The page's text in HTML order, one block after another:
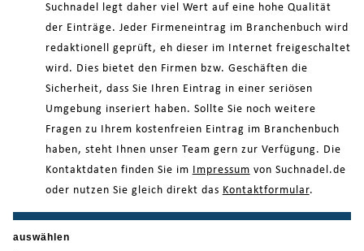
Suchnadel legt daher viel Wert auf eine hohe Qualität
der Einträge. Jeder Firmeneintrag im Branchenbuch wird
redaktionell geprüft, eh dieser im Internet freigeschaltet
wird. Dies bietet den Firmen bzw. Geschäften die
Sicherheit, dass Sie Ihren Eintrag in einer seriösen
Umgebung inseriert haben. Sollte Sie noch weitere
Fragen zu Ihrem kostenfreien Eintrag im Branchenbuch
haben, steht Ihnen unser Team gern zur Verfügung. Die
Kontaktdaten finden Sie im
Impressum von Suchnadel.de
oder nutzen Sie gleich direkt das Kontaktformular.
auswählen